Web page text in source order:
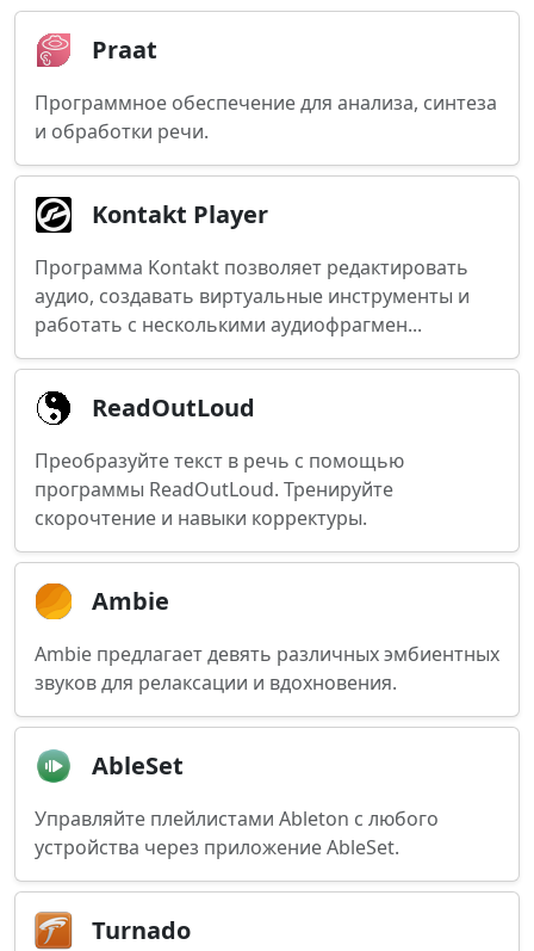
Praat
Программное обеспечение для анализа, синтеза
и обработки речи.
Kontakt Player
Программа Kontakt позволяет редактировать
аудио, создавать виртуальные инструменты и
работать с несколькими аудиофрагмен...
ReadOutLoud
Преобразуйте текст в речь с помощью
программы ReadOutLoud. Тренируйте
скорочтение и навыки корректуры.
Ambie
Ambie предлагает девять различных эмбиентных
звуков для релаксации и вдохновения.
AbleSet
Управляйте плейлистами Ableton с любого
устройства через приложение AbleSet.
Turnado